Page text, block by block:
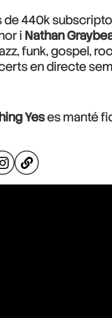
de 440k
i Nathan
funk, gospel,
en directe
Yeses manté